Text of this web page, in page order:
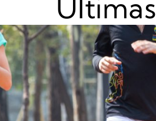
Últimas